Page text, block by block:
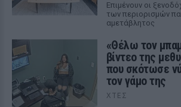
Επιμένουν οι
των περιορισμών
αμετάβλητος
«Θέλω τον
βίντεο της
που σκότωσε
τον γάμο της
ΧΤΕΣ